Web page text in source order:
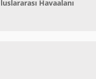
Havaalanı